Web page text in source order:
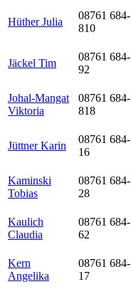
Hüther Julia
08761 684-
810
Jäckel Tim
08761 684-
92
Johal-Mangat
Viktoria
08761 684-
818
Jüttner Karin
08761 684-
16
Kaminski
Tobias
08761 684-
28
Kaulich
Claudia
08761 684-
62
Kern
Angelika
08761 684-
17